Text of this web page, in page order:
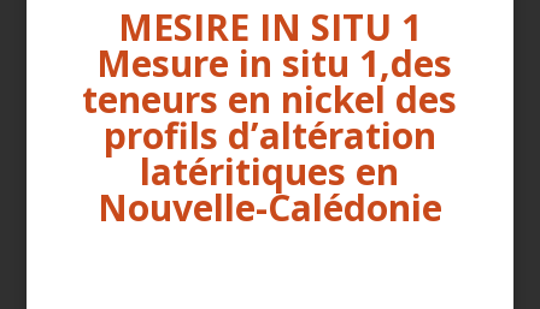
MESIRE IN SITU 1
Mesure in situ 1,des
teneurs en nickel des
profils d’altération
latéritiques en
Nouvelle-Calédonie